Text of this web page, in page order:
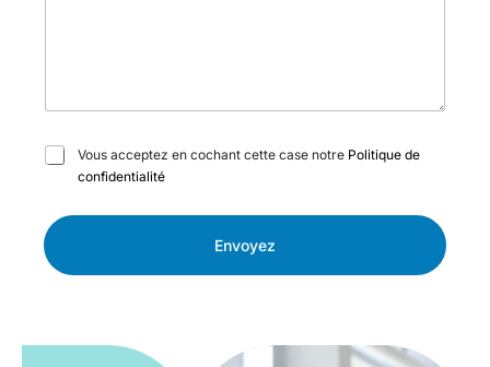
C
s
à
Vous acceptez en cochant cette case notre Politique de
confidentialité
Envoyez